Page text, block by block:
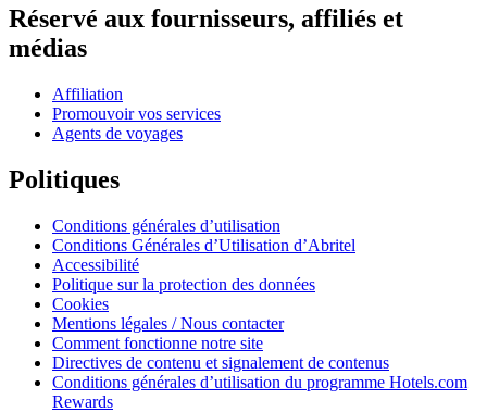
Réservé aux fournisseurs, affiliés et
médias
Affiliation
Promouvoir vos services
Agents de voyages
Politiques
Conditions générales d’utilisation
Conditions Générales d’Utilisation d’Abritel
Accessibilité
Politique sur la protection des données
Cookies
Mentions légales / Nous contacter
Comment fonctionne notre site
Directives de contenu et signalement de contenus
Conditions générales d’utilisation du programme Hotels.com
Rewards